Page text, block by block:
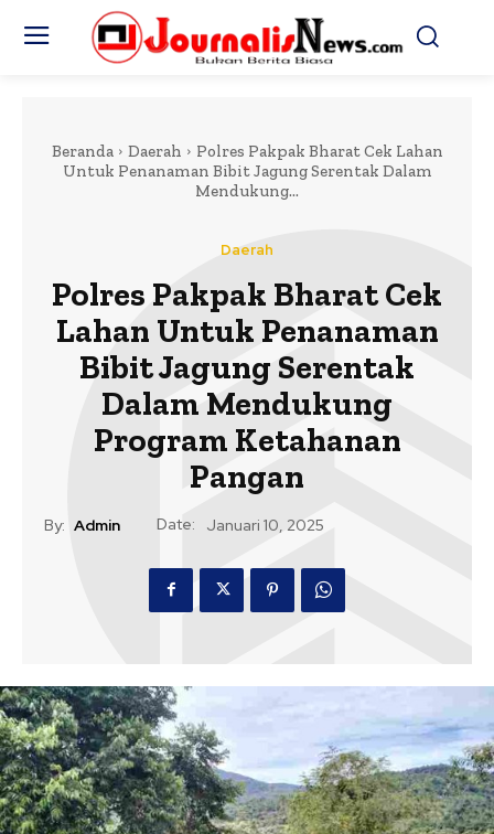
Beranda Daerah
Polres Pakpak Bharat Cek Lahan
Untuk Penanaman Bibit Jagung Serentak Dalam
Mendukung...
Daerah
Polres Pakpak Bharat Cek
Lahan Untuk Penanaman
Bibit Jagung Serentak
Dalam Mendukung
Program Ketahanan
Pangan
By: Admin Date: Januari 10, 2025